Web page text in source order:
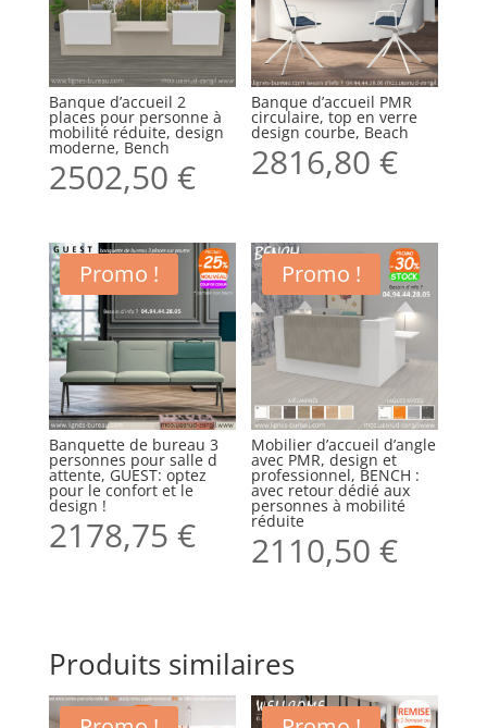
Banque d’accueil 2
places pour personne à
mobilité réduite, design
moderne, Bench
2502,50 €
Banque d’accueil PMR
circulaire, top en verre
design courbe, Beach
2816,80€
Promo !
Banquette de bureau 3
personnes pour salle d
attente, GUEST: optez
pour le confort et le
design !
2178,75 €
Promo !
Mobilier d’accueil d’angle
avec PMR, design et
professionnel, BENCH :
avec retour dédié aux
personnes à mobilité
réduite
2110,50€
Produits similaires